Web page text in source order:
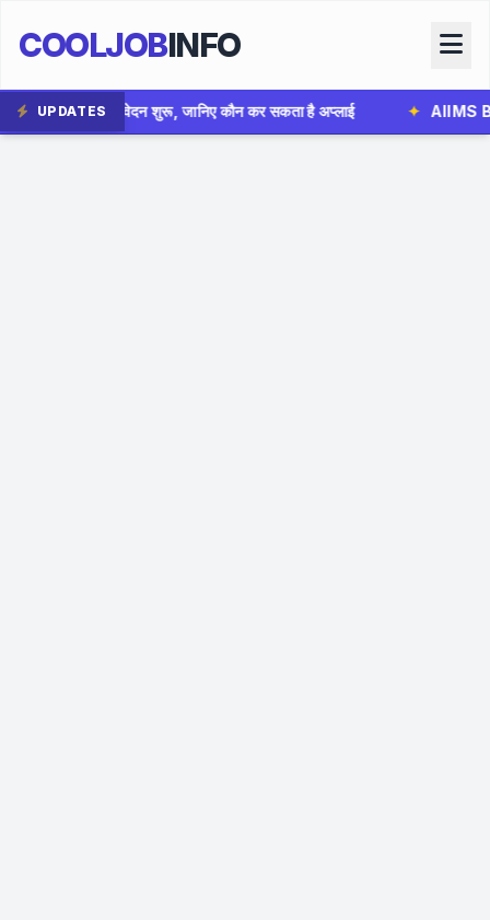
COOLJOBINFO
UPDATES
जानिए कौन कर सकता है अप्लाई ✦ AIIMS Bhopal Group B